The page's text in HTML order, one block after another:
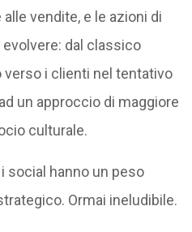
vendite, e le azioni di
dal classico
verso i clienti nel tentativo
un approccio di maggiore
culturale.
social hanno un peso
Ormai ineludibile.